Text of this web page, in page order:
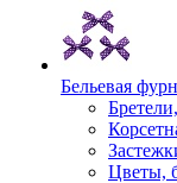
Бельевая
Цветы,